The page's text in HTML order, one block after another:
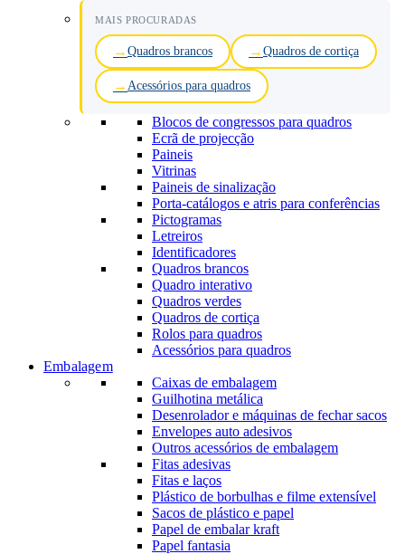
MAIS PROCURADAS
Quadros brancos Quadros de cortiça
Acessórios para quadros
Blocos de congressos para quadros
Ecrã de projecção
Paineis
Vitrinas
Paineis de sinalização
Porta-catálogos e atris para conferências
Pictogramas
Letreiros
Identificadores
Quadros brancos
Quadro interativo
Quadros verdes
Quadros de cortiça
Rolos para quadros
Acessórios para quadros
Embalagem
Caixas de embalagem
Guilhotina metálica
Desenrolador e máquinas de fechar sacos
Envelopes auto adesivos
Outros acessórios de embalagem
Fitas adesivas
Fitas e laços
Plástico de borbulhas e filme extensível
Sacos de plástico e papel
Papel de embalar kraft
Papel fantasia